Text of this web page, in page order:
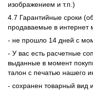
изображением и т.п.)
4.7 Гарантийные сроки
продаваемые в интернет
- не прошло 14 дней с
- У вас есть расчетные
выданные в момент
талон с печатью нашего
- сохранен товарный вид